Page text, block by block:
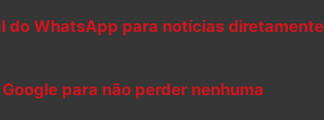
do WhatsApp para notícias diretamente
para não perder nenhuma